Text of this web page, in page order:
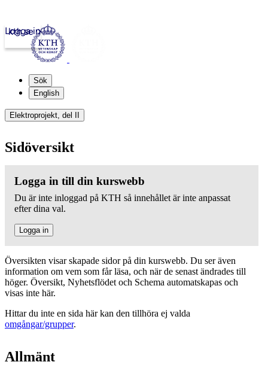
kth.se
Logga in
Sök
English
Elektroprojekt, del II
Sidöversikt
Logga in till din kurswebb
Du är inte inloggad på KTH så innehållet är inte anpassat
efter dina val.
Logga in
Översikten visar skapade sidor på din kurswebb. Du ser även
information om vem som får läsa, och när de senast ändrades till
höger. Översikt, Nyhetsflödet och Schema automatskapas och
visas inte här.
Hittar du inte en sida här kan den tillhöra ej valda
omgångar/grupper.
Allmänt